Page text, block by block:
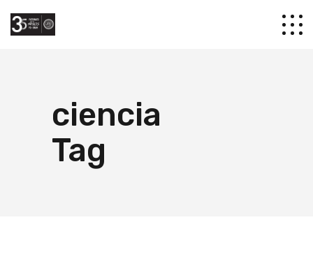
ciencia
Tag